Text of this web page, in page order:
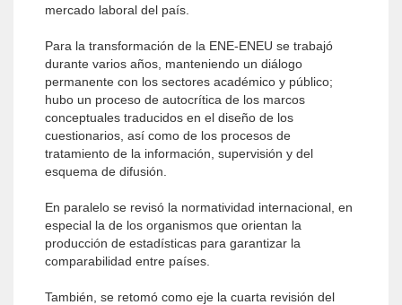
mercado laboral del país.
Para la transformación de la ENE-ENEU se trabajó
durante varios años, manteniendo un diálogo
permanente con los sectores académico y público;
hubo un proceso de autocrítica de los marcos
conceptuales traducidos en el diseño de los
cuestionarios, así como de los procesos de
tratamiento de la información, supervisión y del
esquema de difusión.
En paralelo se revisó la normatividad internacional, en
especial la de los organismos que orientan la
producción de estadísticas para garantizar la
comparabilidad entre países.
También, se retomó como eje la cuarta revisión del